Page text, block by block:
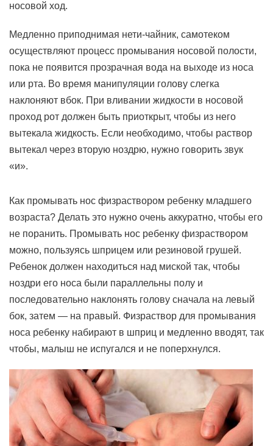
носовой ход.
Медленно приподнимая нети-чайник, самотеком
осуществляют процесс промывания носовой полости,
пока не появится прозрачная вода на выходе из носа
или рта. Во время манипуляции голову слегка
наклоняют вбок. При вливании жидкости в носовой
проход рот должен быть приоткрыт, чтобы из него
вытекала жидкость. Если необходимо, чтобы раствор
вытекал через вторую ноздрю, нужно говорить звук
«и».
Как промывать нос физраствором ребенку младшего
возраста? Делать это нужно очень аккуратно, чтобы его
не поранить. Промывать нос ребенку физраствором
можно, пользуясь шприцем или резиновой грушей.
Ребенок должен находиться над миской так, чтобы
ноздри его носа были параллельны полу и
последовательно наклонять голову сначала на левый
бок, затем — на правый. Физраствор для промывания
носа ребенку набирают в шприц и медленно вводят, так
чтобы, малыш не испугался и не поперхнулся.